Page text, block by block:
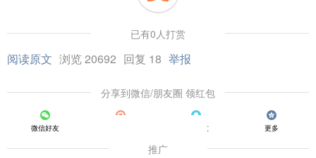
已有0人打赏
阅读原文 浏览 20692 回复 18 举报
分享到微信/朋友圈 领红包
微信好友 QQ好友 更多
推广